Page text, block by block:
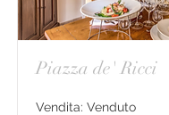
Piazza de' Ricci
Vendita: Venduto